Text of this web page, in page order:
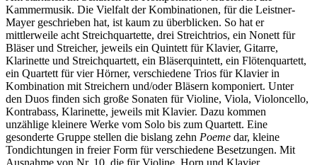
Kammermusik. Die Vielfalt der Kombinationen, für die Leistner-
Mayer geschrieben hat, ist kaum zu überblicken. So hat er
mittlerweile acht Streichquartette, drei Streichtrios, ein Nonett für
Bläser und Streicher, jeweils ein Quintett für Klavier, Gitarre,
Klarinette und Streichquartett, ein Bläserquintett, ein Flötenquartett,
ein Quartett für vier Hörner, verschiedene Trios für Klavier in
Kombination mit Streichern und/oder Bläsern komponiert. Unter
den Duos finden sich große Sonaten für Violine, Viola, Violoncello,
Kontrabass, Klarinette, jeweils mit Klavier. Dazu kommen
unzählige kleinere Werke vom Solo bis zum Quartett. Eine
gesonderte Gruppe stellen die bislang zehn Poeme dar, kleine
Tondichtungen in freier Form für verschiedene Besetzungen. Mit
Ausnahme von Nr. 10, die für Violine, Horn und Klavier